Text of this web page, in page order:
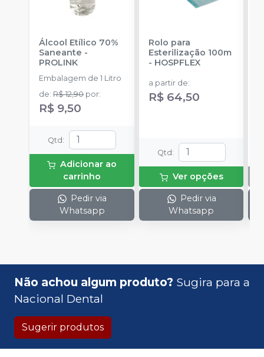
Álcool Etílico 70%
Saneante -
PROLINK
Embalagem de 1 Litro
de:R$ 12,90 por:
R$ 9,50
Qtd :
Adicionar ao
carrinho
Pedir via
Whatsapp
Rolo para
Esterilização 100m
- HOSPFLEX
a partir de:
R$ 64,50
Qtd :
Ver opções
Pedir via
Whatsapp
Não achou algum produto? Sugira para a
Nacional Dental
Sugerir produtos